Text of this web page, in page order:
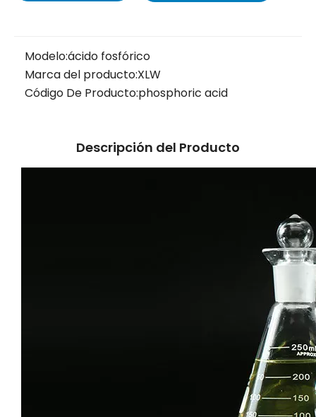
Modelo:ácido fosfórico
Marca del producto:XLW
Código De Producto:phosphoric acid
Descripción del Producto